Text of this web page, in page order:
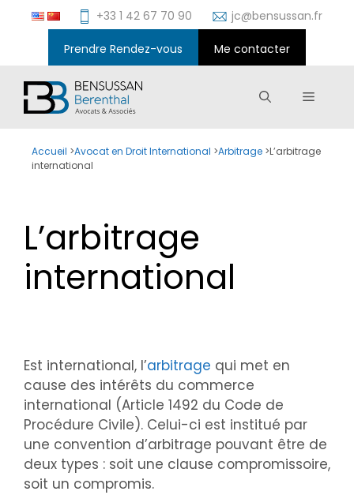
+33 1 42 67 70 90 jc@bensussan.fr
Prendre Rendez-vous Me contacter
Menu
Accueil >Avocat en Droit International >Arbitrage >L’arbitrage
international
L’arbitrage
international
Est international, l’arbitrage qui met en
cause des intérêts du commerce
international (Article 1492 du Code de
Procédure Civile). Celui-ci est institué par
une convention d’arbitrage pouvant être de
deux types : soit une clause compromissoire,
soit un compromis.